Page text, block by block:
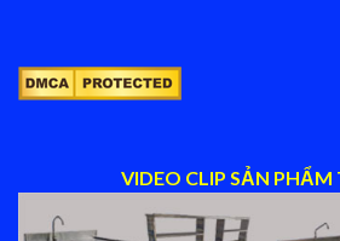
VIDEO CLIP SẢN